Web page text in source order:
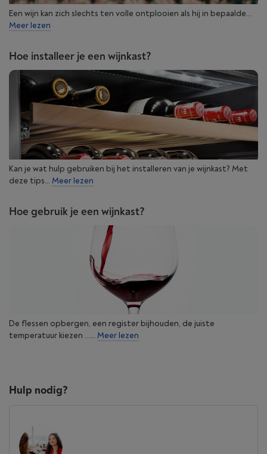
Een wijn kan zich slechts ten volle ontplooien als hij in bepaalde...
Meer lezen
Hoe installeer je een wijnkast?
Kan je wat hulp gebruiken bij het installeren van je wijnkast? Met
deze tips... Meer lezen
Hoe gebruik je een wijnkast?
De flessen opbergen, een register bijhouden, de juiste
temperatuur kiezen ...... Meer lezen
Hulp nodig?